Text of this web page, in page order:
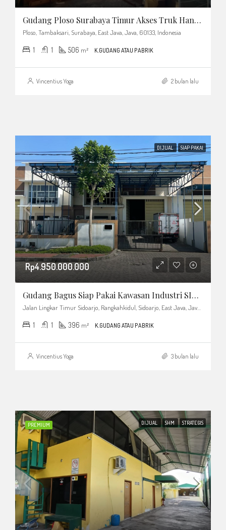
Gudang Ploso Surabaya Timur Akses Truk Hanya 1km Ke MERR
Ploso, Tambaksari, Surabaya, East Java, Java, 60133, Indonesia
1 1 506 m² K.GUDANG ATAU PABRIK
Vincentius Yoga 2 bulan lalu
DIJUAL SIAP PAKAI
Rp4.950.000.000
Gudang Bagus Siap Pakai Kawasan Industri SIRIE Lingkar Timur Sidoarjo
Jalan Lingkar Timur Sidoarjo, Rangkahkidul, Sidoarjo, East Java, Java, 61231, Indonesia
1 1 396 m² K.GUDANG ATAU PABRIK
Vincentius Yoga 3 bulan lalu
PREMIUM DIJUAL SHM STRATEGIS